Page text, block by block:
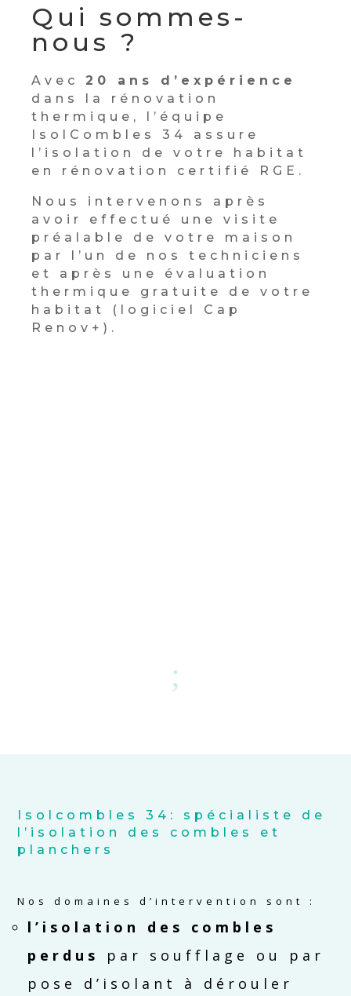
Qui sommes-
nous ?
Avec 20 ans d’expérience
dans la rénovation
thermique, l’équipe
IsolCombles 34 assure
l’isolation de votre habitat
en rénovation certifié RGE.
Nous intervenons après
avoir effectué une visite
préalable de votre maison
par l’un de nos techniciens
et après une évaluation
thermique gratuite de votre
habitat (logiciel Cap
Renov+).
;
Isolcombles 34: spécialiste de
l’isolation des combles et
planchers
Nos domaines d’intervention sont :
l’isolation des combles
perdus
par soufflage ou par
pose d’isolant à dérouler